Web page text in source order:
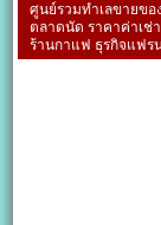
ศูนย์รวมทำเลขายข
ตลาดนัด ราคาค่าเช่
ร้านกาแฟ ธุรกิจแฟร